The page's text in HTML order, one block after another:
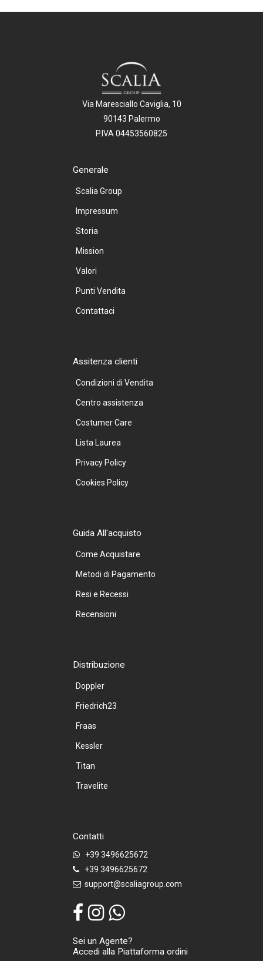
Via Maresciallo Caviglia, 10
90143 Palermo
P.IVA 04453560825
Generale
Scalia Group
Impressum
Storia
Mission
Valori
Punti Vendita
Contattaci
Assitenza clienti
Condizioni di Vendita
Centro assistenza
Costumer Care
Lista Laurea
Privacy Policy
Cookies Policy
Guida All'acquisto
Come Acquistare
Metodi di Pagamento
Resi e Recessi
Recensioni
Distribuzione
Doppler
Friedrich23
Fraas
Kessler
Titan
Travelite
Contatti
+39 3496625672
+39 3496625672
support@scaliagroup.com
Sei un Agente?
Accedi alla Piattaforma ordini